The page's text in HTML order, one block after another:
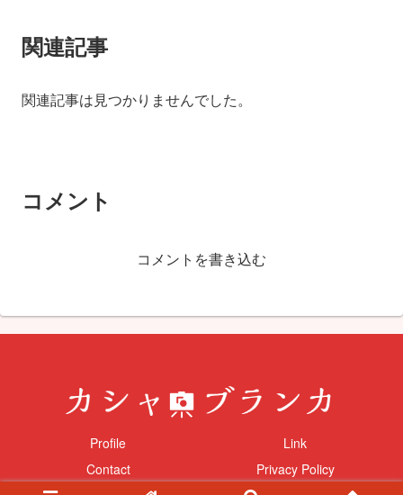
関連記事
関連記事は見つかりませんでした。
コメント
コメントを書き込む
Profile
Link
Contact
Privacy Policy